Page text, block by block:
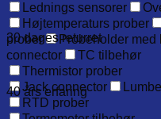
Lednings sensorer
Højtemperaturs prober
prober
Probeholder med
connector
TC tilbehør
Thermistor prober
Jack connector
RTD prober
30 dages returret
40 års erfaring